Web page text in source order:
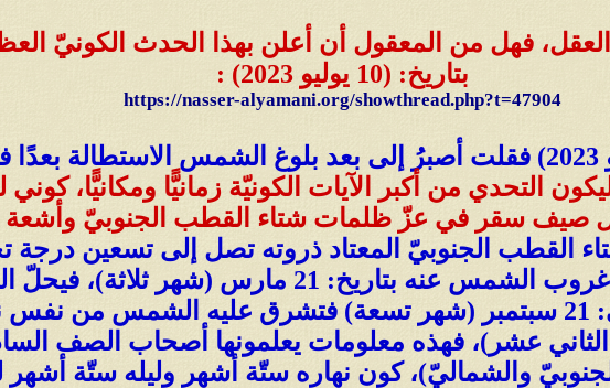
العقل، فهل من المعقول أن أعلن بهذا الحدث الكونيّ
بتاريخ: (10 يوليو 2023) :
https://nasser-alyamani.org/showthread.php?t=47904
رغم أن الأمر صدَر في تاريخ: (18 يونيو 2023) فقلت أصبرُ إلى بعد بلوغ الشمس
التحدي من أكبر الآيات الكونيّة زمانيًّا ومكانيًّا،
صيف سقر في عزّ ظلمات شتاء القطب الجنوبيّ
القطب الجنوبيّ المعتاد ذروته تصل إلى تسعين
المُستدام ستة أشهر بدءًا من تاريخ غروب الشمس عنه
الجنوبيّ في ظلامٍ دامسٍ مُتَّصل إلى: 21 سبتمبر (شهر تسعة) فتشرق عليه
(يوم 21 من الشهر الثاني عشر)، فهذه معلومات يعلمونها أصحاب
والشماليّ)، كون نهاره ستّة أشهر وليله ستّة أشهر